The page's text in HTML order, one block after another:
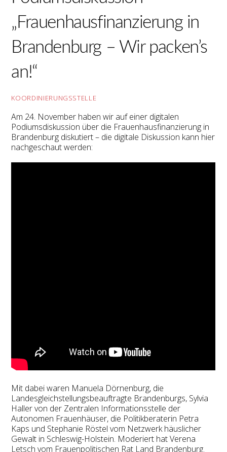
„Frauenhausfinanzierung in
Brandenburg – Wir packen’s
an!“
KOORDINIERUNGSSTELLE
Am 24. November haben wir auf einer digitalen
Podiumsdiskussion über die Frauenhausfinanzierung in
Brandenburg diskutiert – die digitale Diskussion kann hier
nachgeschaut werden:
Mit dabei waren Manuela Dörnenburg, die
Landesgleichstellungsbeauftragte Brandenburgs, Sylvia
Haller von der Zentralen Informationsstelle der
Autonomen Frauenhäuser, die Politikberaterin Petra
Kaps und Stephanie Röstel vom Netzwerk häuslicher
Gewalt in Schleswig-Holstein. Moderiert hat Verena
Letsch vom Frauenpolitischen Rat Land Brandenburg.